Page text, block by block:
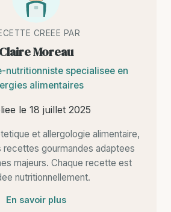
CREEE PAR
Claire Moreau
nutritionniste specialisee en
alimentaires
le 18 juillet 2025
et allergologie alimentaire,
recettes gourmandes adaptees
majeurs. Chaque recette est
nutritionnellement.
En savoir plus